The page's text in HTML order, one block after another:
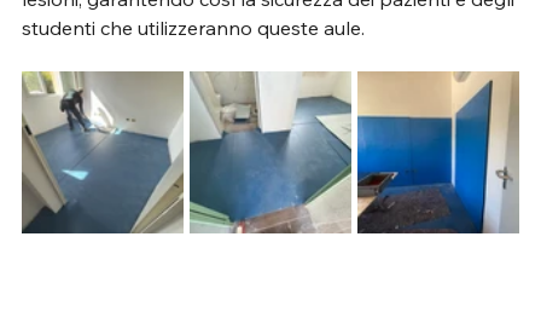
studenti che utilizzeranno queste aule.